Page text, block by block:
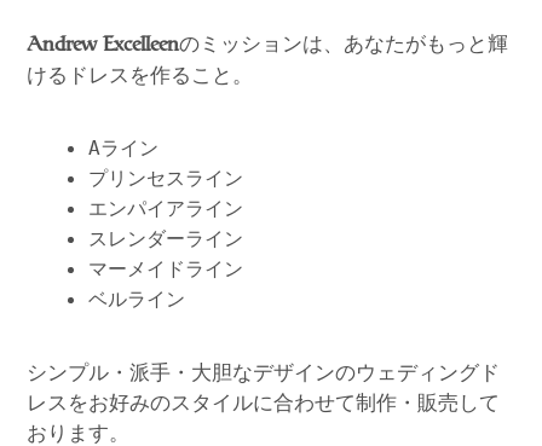
Andrew Excelleenのミッションは、あなたがもっと輝
けるドレスを作ること。
Aライン
プリンセスライン
エンパイアライン
スレンダーライン
マーメイドライン
ベルライン
シンプル・派手・大胆なデザインのウェディングド
レスをお好みのスタイルに合わせて制作・販売して
おります。